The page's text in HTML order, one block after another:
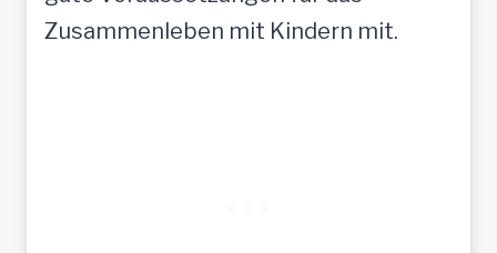
Zusammenleben mit Kindern mit.